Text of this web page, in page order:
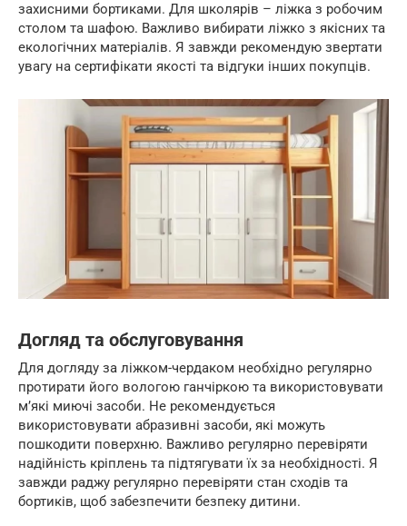
захисними бортиками. Для школярів – ліжка з робочим
столом та шафою. Важливо вибирати ліжко з якісних та
екологічних матеріалів. Я завжди рекомендую звертати
увагу на сертифікати якості та відгуки інших покупців.
Догляд та обслуговування
Для догляду за ліжком-чердаком необхідно регулярно
протирати його вологою ганчіркою та використовувати
м’які миючі засоби. Не рекомендується
використовувати абразивні засоби, які можуть
пошкодити поверхню. Важливо регулярно перевіряти
надійність кріплень та підтягувати їх за необхідності. Я
завжди раджу регулярно перевіряти стан сходів та
бортиків, щоб забезпечити безпеку дитини.